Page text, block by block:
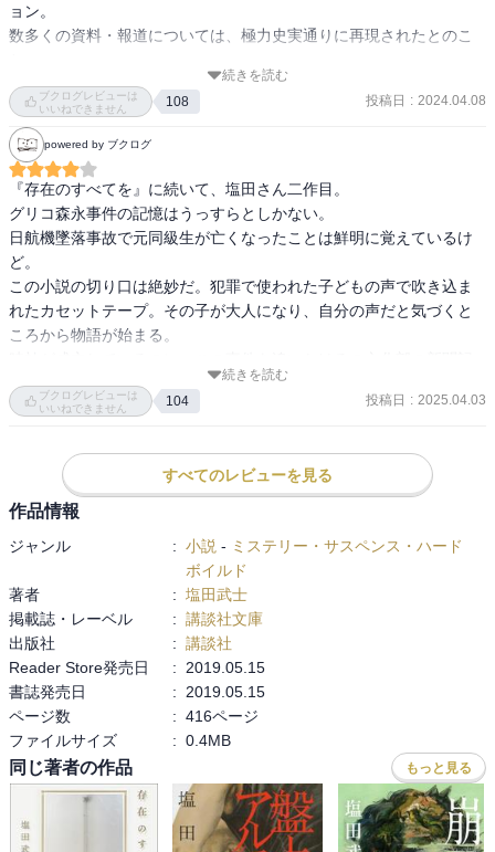
ョン。
数多くの資料・報道については、極力史実通りに再現されたとのこ
「子供を巻き込んだ事件」であるということに着目して事件の状況
と謎の隙間をありすぎるリアリティで真実のように埋めていく。
タイトル「罪の声」は脅迫に使われた、幼児の声。
当時の声を見つけてしまった男と　当時の声から逃げ続けた男。未
解決事件に自ら決着をつけようとしていく。その決意をさせるまで
追い続けた誠意ある一人の記者。
見事な、と思いつつ三十年以上経つ事件の謎にたどり着けるところ
が小説なんだろうとも思う。
当時巻き込まれた子供がいることは事実で　そこに想いをのせて書
かれているところに感銘を受けました。
続きを読む
ブクログレビューは
いいねできません
108 投稿日 : 2024.04.08
powered by ブクログ
『存在のすべてを』に続いて、塩田さん二作目。
グリコ森永事件の記憶はうっすらとしかない。
日航機墜落事故で元同級生が亡くなったことは鮮明に覚えているけ
ど。
この小説の切り口は絶妙だ。犯罪で使われた子どもの声で吹き込ま
れたカセットテープ。その子が大人になり、自分の声だと気づくと
ころから物語が始まる。
者。社会部でない文化部の。昭和的な犯人探しをする刑事のような
聞き込みが功を奏していく。明るみになっていく事件の真相とテー
罪もない子達が背負う「罪の声」
最後、仄かなあかりがあるが、十字架は重く辛い。
面にある不幸や悲しみから目を逸さんと『なぜ』という想いで割り
続けなあかん。素数になるまで割り続けるのは並大抵なことやない
けど、諦めたらあかん。その素数こそ事件の本質であり、人間が求
める真実や」
続きを読む
ブクログレビューは
いいねできません
104 投稿日 : 2025.04.03
すべてのレビューを見る
作品情報
ジャンル : 小説 - ミステリー・サスペンス・ハード
ボイルド
著者
: 塩田武士
掲載誌・レーベル
: 講談社文庫
出版社
: 講談社
Reader Store発売日
:
2019.05.15
書誌発売日
:
2019.05.15
ページ数
: 416ページ
ファイルサイズ
: 0.4MB
同じ著者の作品 もっと見る